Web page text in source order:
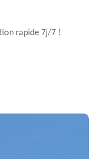
rapide 7j/7 !